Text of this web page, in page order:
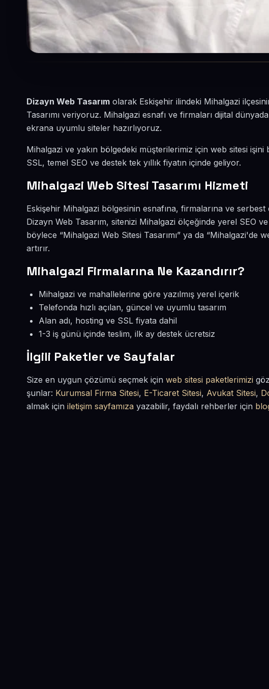
Dizayn Web Tasarım olarak Eskişehir ilindeki Mihalgazi
Tasarımı veriyoruz. Mihalgazi esnafı ve firmaları dijital
ekrana uyumlu siteler hazırlıyoruz.
Mihalgazi ve yakın bölgedeki müşterilerimiz için web sitesi
SSL, temel SEO ve destek tek yıllık fiyatın içinde geliyor.
Mihalgazi Web Sitesi Tasarımı Hizmeti
Eskişehir Mihalgazi bölgesinin esnafına, firmalarına ve serbest
Dizayn Web Tasarım, sitenizi Mihalgazi ölçeğinde yerel SEO
böylece “Mihalgazi Web Sitesi Tasarımı” ya da
artırır.
Mihalgazi Firmalarına Ne Kazandırır?
Mihalgazi ve mahallelerine göre yazılmış yerel içerik
Telefonda hızlı açılan, güncel ve uyumlu tasarım
Alan adı, hosting ve SSL fiyata dahil
1-3 iş günü içinde teslim, ilk ay destek ücretsiz
İlgili Paketler ve Sayfalar
Size en uygun çözümü seçmek için web sitesi paketlerimizi
şunlar: Kurumsal Firma Sitesi, E-Ticaret Sitesi, Avukat Sitesi,
almak için iletişim sayfamıza yazabilir, faydalı rehberler için